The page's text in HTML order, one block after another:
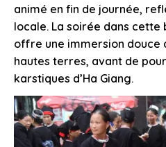
animé en fin de journée,
locale. La soirée dans
offre une immersion douce
hautes terres, avant de
karstiques d’Ha Giang.